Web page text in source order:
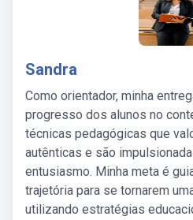
Sandra
Como orientador, minha
progresso dos alunos no
técnicas pedagógicas que
autênticas e são
entusiasmo. Minha meta é
trajetória para se tornarem
utilizando estratégias